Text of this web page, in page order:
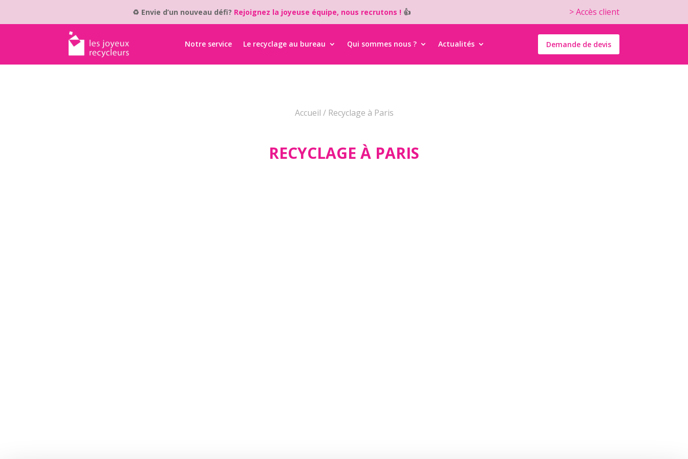
♻️ Envie d’un nouveau défi? Rejoignez la joyeuse équipe, nous recrutons ! 👍 > Accès client
Notre service Le recyclage au bureau Qui sommes nous ? Actualités Demande de devis
Accueil / Recyclage à Paris
RECYCLAGE À PARIS